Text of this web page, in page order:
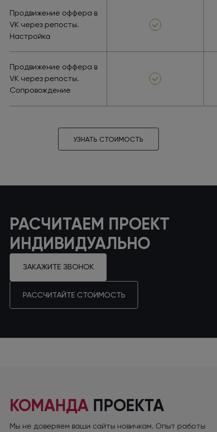
Продвижение оффера в
VK через репосты.
Настройка
Продвижение оффера в
VK через репосты.
Сопровождение
УЗНАТЬ СТОИМОСТЬ
РАСЧИТАЕМ ПРОЕКТ
ИНДИВИДУАЛЬНО
ЗАКАЖИТЕ ЗВОНОК
РАССЧИТАЙТЕ СТОИМОСТЬ
КОМАНДА ПРОЕКТА
Мы не доверяем ваши сайты новичкам. Опыт работы